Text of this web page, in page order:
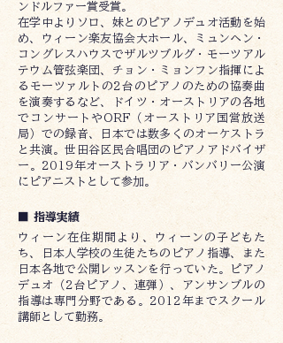
ンドルファー賞受賞。
在学中よりソロ、妹とのピアノデュオ活動を始
め、ウィーン楽友協会大ホール、ミュンヘン・
コングレスハウスでザルツブルグ・モーツアル
テウム管弦楽団、チョン・ミョンフン指揮によ
るモーツァルトの2台のピアノのための協奏曲
を演奏するなど、ドイツ・オーストリアの各地
でコンサートやORF（オーストリア国営放送
局）での録音、日本では数多くのオーケストラ
と共演。世田谷区民合唱団のピアノアドバイザ
ー。2019年オーストラリア・バンバリー公演
にピアニストとして参加。
■ 指導実績
ウィーン在住期間より、ウィーンの子どもた
ち、日本人学校の生徒たちのピアノ指導、また
日本各地で公開レッスンを行っていた。ピアノ
デュオ（2台ピアノ、連弾）、アンサンブルの
指導は専門分野である。2012年までスクール
講師として勤務。